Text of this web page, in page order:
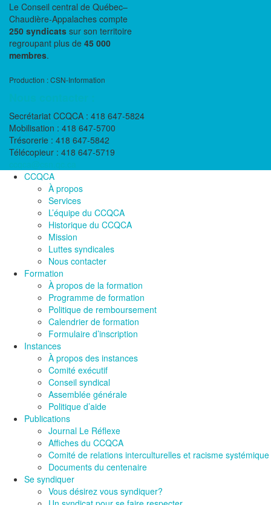
Le Conseil central de Québec–
Chaudière-Appalaches compte
250 syndicats sur son territoire
regroupant plus de 45 000
membres.
Production : CSN-Information
Secrétariat CCQCA : 418 647-5824
Mobilisation : 418 647-5700
Trésorerie : 418 647-5842
Télécopieur : 418 647-5719
CCQCA
À propos
Services
L’équipe du CCQCA
Historique du CCQCA
Mission
Luttes syndicales
Nous contacter
Formation
À propos de la formation
Programme de formation
Politique de remboursement
Calendrier de formation
Formulaire d’inscription
Instances
À propos des instances
Comité exécutif
Conseil syndical
Assemblée générale
Politique d’aide
Publications
Journal Le Réflexe
Affiches du CCQCA
Comité de relations interculturelles et racisme systémique
Documents du centenaire
Se syndiquer
Vous désirez vous syndiquer?